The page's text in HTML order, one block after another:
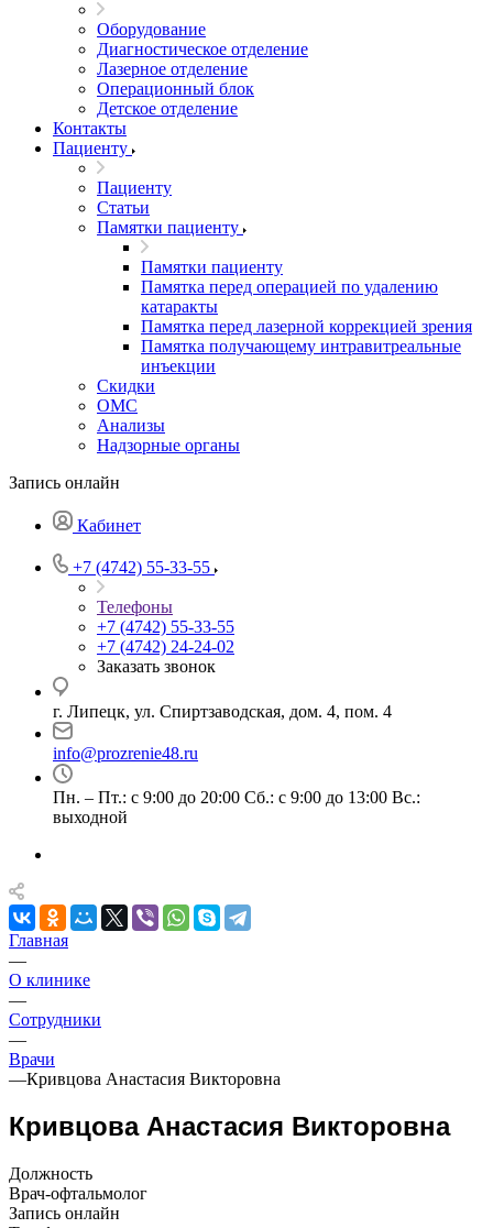
Оборудование
Диагностическое отделение
Лазерное отделение
Операционный блок
Детское отделение
Контакты
Пациенту
Пациенту
Статьи
Памятки пациенту
Памятки пациенту
Памятка перед операцией по удалению
катаракты
Памятка перед лазерной коррекцией зрения
Памятка получающему интравитреальные
инъекции
Скидки
ОМС
Анализы
Надзорные органы
Запись онлайн
Кабинет
+7 (4742) 55-33-55
Телефоны
+7 (4742) 55-33-55
+7 (4742) 24-24-02
Заказать звонок
г. Липецк, ул. Спиртзаводская, дом. 4, пом. 4
info@prozrenie48.ru
Пн. – Пт.: с 9:00 до 20:00 Сб.: с 9:00 до 13:00 Вс.:
выходной
Главная
—
О клинике
—
Сотрудники
—
Врачи
—Кривцова Анастасия Викторовна
Кривцова Анастасия Викторовна
Должность
Врач-офтальмолог
Запись онлайн